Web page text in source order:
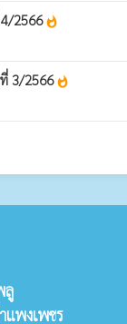
2566whatshot
3/2566whatshot
ลู
พงเพชร